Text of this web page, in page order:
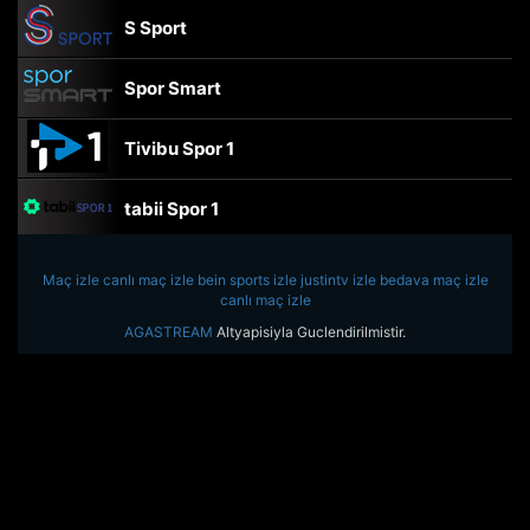
S Sport
Spor Smart
Tivibu Spor 1
tabii Spor 1
TRT Spor
beIN Sports Haber
Maç izle canlı maç izle bein sports izle justintv izle bedava maç izle
canlı maç izle
AGASTREAM Altyapisiyla Guclendirilmistir.